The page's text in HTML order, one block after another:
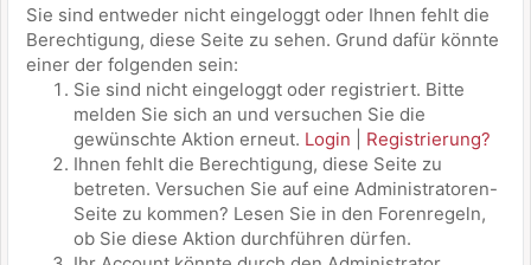
Sie sind entweder nicht eingeloggt oder Ihnen fehlt die
Berechtigung, diese Seite zu sehen. Grund dafür könnte
einer der folgenden sein:
Sie sind nicht eingeloggt oder registriert. Bitte
melden Sie sich an und versuchen Sie die
gewünschte Aktion erneut. Login
Registrierung?
Ihnen fehlt die Berechtigung, diese Seite zu
betreten. Versuchen Sie auf eine Administratoren-
Seite zu kommen? Lesen Sie in den Forenregeln,
ob Sie diese Aktion durchführen dürfen.